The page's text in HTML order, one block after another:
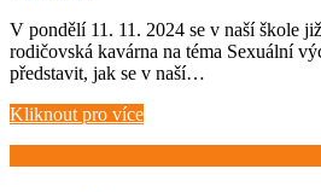
V pondělí 11. 11. 2024 se v naší škole
rodičovská kavárna na téma Sexuální
představit, jak se v naší…
Kliknout pro více